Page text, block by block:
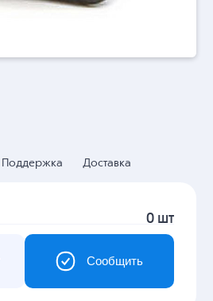
Поддержка Доставка
0 шт
Сообщить